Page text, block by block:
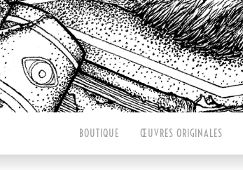
BOUTIQUE ŒUVRES ORIGINALES